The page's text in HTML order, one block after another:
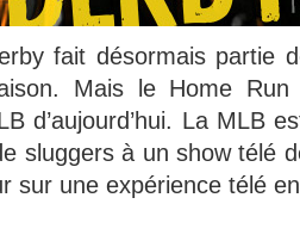
fait désormais partie
Mais le Home Run
d’aujourd’hui. La MLB
sluggers à un show
sur une expérience télé